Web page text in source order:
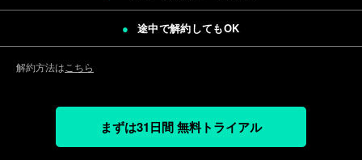
途中で解約してもOK
解約方法は こちら
まずは31日間 無料トライアル